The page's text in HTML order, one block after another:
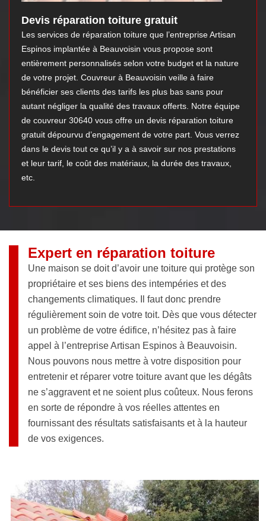
Devis réparation toiture gratuit
Les services de réparation toiture que l’entreprise Artisan
Espinos implantée à Beauvoisin vous propose sont
entièrement personnalisés selon votre budget et la nature
de votre projet. Couvreur à Beauvoisin veille à faire
bénéficier ses clients des tarifs les plus bas sans pour
autant négliger la qualité des travaux offerts. Notre équipe
de couvreur 30640 vous offre un devis réparation toiture
gratuit dépourvu d’engagement de votre part. Vous verrez
dans le devis tout ce qu’il y a à savoir sur nos prestations
et leur tarif, le coût des matériaux, la durée des travaux,
etc.
Expert en réparation toiture
Une maison se doit d’avoir une toiture qui protège son
propriétaire et ses biens des intempéries et des
changements climatiques. Il faut donc prendre
régulièrement soin de votre toit. Dès que vous détecter
un problème de votre édifice, n’hésitez pas à faire
appel à l’entreprise Artisan Espinos à Beauvoisin.
Nous pouvons nous mettre à votre disposition pour
entretenir et réparer votre toiture avant que les dégâts
ne s’aggravent et ne soient plus coûteux. Nous ferons
en sorte de répondre à vos réelles attentes en
fournissant des résultats satisfaisants et à la hauteur
de vos exigences.